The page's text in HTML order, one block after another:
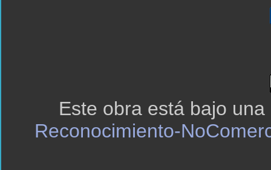
Este obra está bajo una
Reconocimiento-